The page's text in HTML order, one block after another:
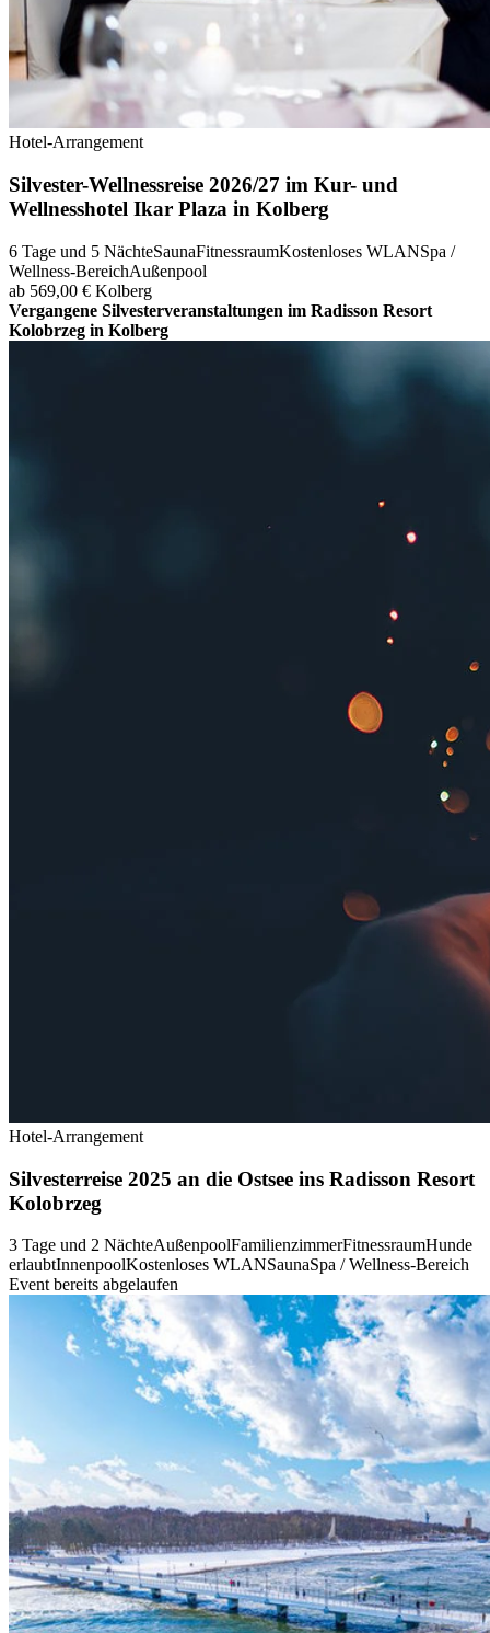
Hotel-Arrangement
Silvester-Wellnessreise 2026/27 im Kur- und
Wellnesshotel Ikar Plaza in Kolberg
6 Tage und 5 NächteSaunaFitnessraumKostenloses WLANSpa /
Wellness-BereichAußenpool
ab 569,00 € Kolberg
Vergangene Silvesterveranstaltungen im Radisson Resort
Kolobrzeg in Kolberg
Hotel-Arrangement
Silvesterreise 2025 an die Ostsee ins Radisson Resort
Kolobrzeg
3 Tage und 2 NächteAußenpoolFamilienzimmerFitnessraumHunde
erlaubtInnenpoolKostenloses WLANSaunaSpa / Wellness-Bereich
Event bereits abgelaufen